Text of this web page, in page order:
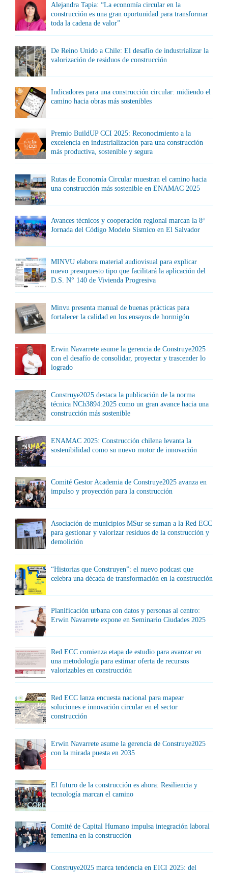
Alejandra Tapia: “La economía circular en la
construcción es una gran oportunidad para transformar
toda la cadena de valor”
De Reino Unido a Chile: El desafío de industrializar la
valorización de residuos de construcción
Indicadores para una construcción circular: midiendo el
camino hacia obras más sostenibles
Premio BuildUP CCI 2025: Reconocimiento a la
excelencia en industrialización para una construcción
más productiva, sostenible y segura
Rutas de Economía Circular muestran el camino hacia
una construcción más sostenible en ENAMAC 2025
Avances técnicos y cooperación regional marcan la 8ª
Jornada del Código Modelo Sísmico en El Salvador
MINVU elabora material audiovisual para explicar
nuevo presupuesto tipo que facilitará la aplicación del
D.S. N° 140 de Vivienda Progresiva
Minvu presenta manual de buenas prácticas para
fortalecer la calidad en los ensayos de hormigón
Erwin Navarrete asume la gerencia de Construye2025
con el desafío de consolidar, proyectar y trascender lo
logrado
Construye2025 destaca la publicación de la norma
técnica NCh3894:2025 como un gran avance hacia una
construcción más sostenible
ENAMAC 2025: Construcción chilena levanta la
sostenibilidad como su nuevo motor de innovación
Comité Gestor Academia de Construye2025 avanza en
impulso y proyección para la construcción
Asociación de municipios MSur se suman a la Red ECC
para gestionar y valorizar residuos de la construcción y
demolición
“Historias que Construyen”: el nuevo podcast que
celebra una década de transformación en la construcción
Planificación urbana con datos y personas al centro:
Erwin Navarrete expone en Seminario Ciudades 2025
Red ECC comienza etapa de estudio para avanzar en
una metodología para estimar oferta de recursos
valorizables en construcción
Red ECC lanza encuesta nacional para mapear
soluciones e innovación circular en el sector
construcción
Erwin Navarrete asume la gerencia de Construye2025
con la mirada puesta en 2035
El futuro de la construcción es ahora: Resiliencia y
tecnología marcan el camino
Comité de Capital Humano impulsa integración laboral
femenina en la construcción
Construye2025 marca tendencia en EICI 2025: del